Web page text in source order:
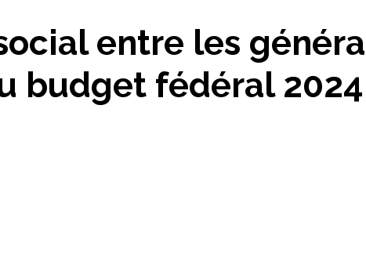
entre les
budget fédéral 2024